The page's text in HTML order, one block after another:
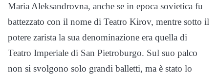
Maria Aleksandrovna, anche se in epoca sovietica fu
battezzato con il nome di Teatro Kirov, mentre sotto il
potere zarista la sua denominazione era quella di
Teatro Imperiale di San Pietroburgo. Sul suo palco
non si svolgono solo grandi balletti, ma è stato lo